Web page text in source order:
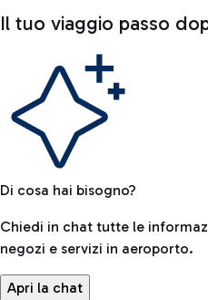
Il tuo viaggio passo
Di cosa hai bisogno?
Chiedi in chat tutte le
negozi e servizi in aeroporto.
Apri la chat